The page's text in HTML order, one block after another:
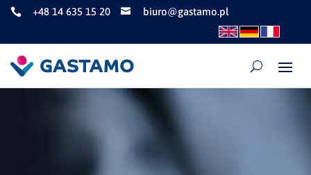
 +48 14 635 15 20  biuro@gastamo.pl